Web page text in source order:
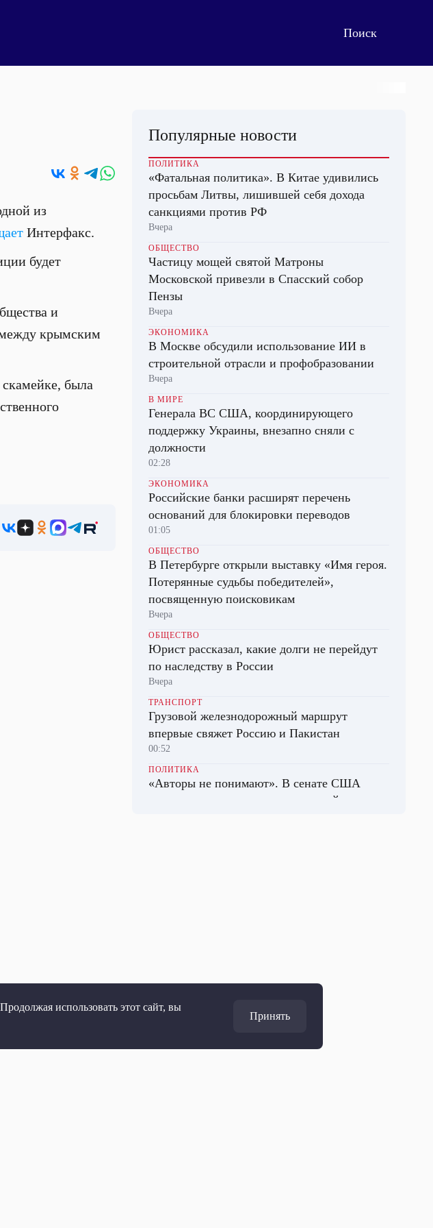
использовать этот сайт, вы
Принять
из
Интерфакс.
будет
и
между крымским
была
Популярные новости
ПОЛИТИКА
«Фатальная политика». В Китае удивились
просьбам Литвы, лишившей себя дохода
санкциями против РФ
Вчера
ОБЩЕСТВО
Частицу мощей святой Матроны
Московской привезли в Спасский собор
Пензы
Вчера
ЭКОНОМИКА
В Москве обсудили использование ИИ в
строительной отрасли и профобразовании
Вчера
В МИРЕ
Генерала ВС США, координирующего
поддержку Украины, внезапно сняли с
должности
02:28
ЭКОНОМИКА
Российские банки расширят перечень
оснований для блокировки переводов
01:05
ОБЩЕСТВО
В Петербурге открыли выставку «Имя героя.
Потерянные судьбы победителей»,
посвященную поисковикам
Вчера
ОБЩЕСТВО
Юрист рассказал, какие долги не перейдут
по наследству в России
Вчера
ТРАНСПОРТ
Грузовой железнодорожный маршрут
впервые свяжет Россию и Пакистан
00:52
ПОЛИТИКА
«Авторы не понимают». В сенате США
заявили, что проект новых санкций не